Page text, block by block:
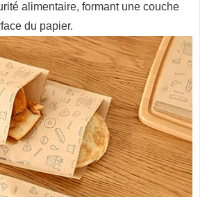
alimentaire, formant une couche
du papier.